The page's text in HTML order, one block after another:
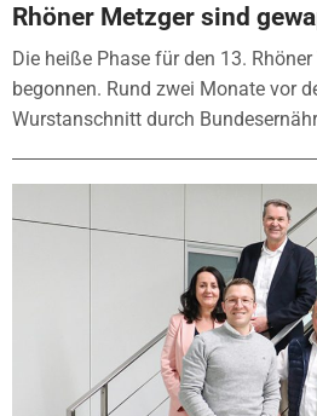
Rhöner Metzger sind
Die heiße Phase für den 13.
begonnen. Rund zwei Monate vor
Wurstanschnitt durch